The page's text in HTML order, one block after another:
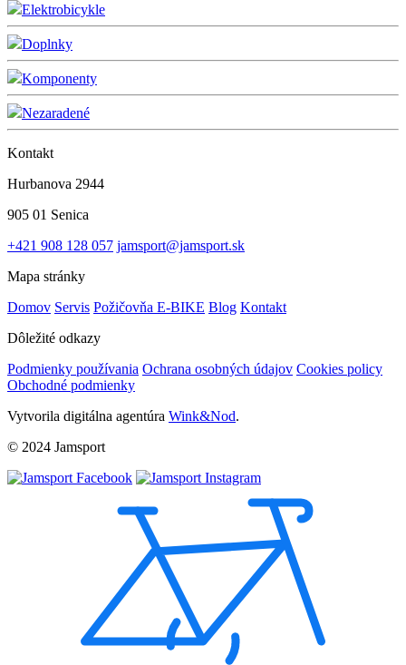
Elektrobicykle
Doplnky
Komponenty
Nezaradené
Kontakt
Hurbanova 2944
905 01 Senica
+421 908 128 057 jamsport@jamsport.sk
Mapa stránky
Domov Servis Požičovňa E-BIKE Blog Kontakt
Dôležité odkazy
Podmienky používania Ochrana osobných údajov Cookies policy
Obchodné podmienky
Vytvorila digitálna agentúra Wink&Nod.
© 2024 Jamsport